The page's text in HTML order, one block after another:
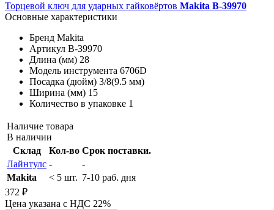
Торцевой ключ для ударных гайковёртов Makita B-39970
Основные характеристики
Бренд Makita
Артикул B-39970
Длина (мм) 28
Модель инструмента 6706D
Посадка (дюйм) 3/8(9.5 мм)
Ширина (мм) 15
Количество в упаковке 1
Наличие товара
В наличии
Склад
Кол-во Срок поставки.
Лайнтулс -
-
Makita
< 5 шт. 7-10 раб. дня
372 ₽
Цена указана с НДС 22%